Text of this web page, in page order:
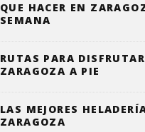
QUE HACER EN
SEMANA
RUTAS PARA
ZARAGOZA A PIE
LAS MEJORES
ZARAGOZA